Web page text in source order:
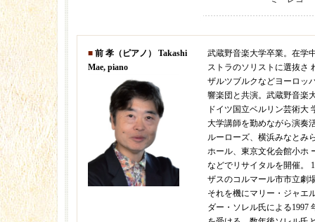
■ 前 孝（ピアノ） Takashi
Mae, piano
武蔵野音楽大学卒業。在学
ストラのソリストに選抜さ
ザルツブルクなどヨーロッ
響楽団と共演。武蔵野音楽
ドイツ国立ベルリン芸術大
大学講師を勤めながら演奏
ルーローズ、横浜みなとみ
ホール、東京文化会館小ホ
などでリサイタルを開催。
ザスのコルマール市市立劇
それを機にマリー・ジャエ
ダー・ソレル氏による1997